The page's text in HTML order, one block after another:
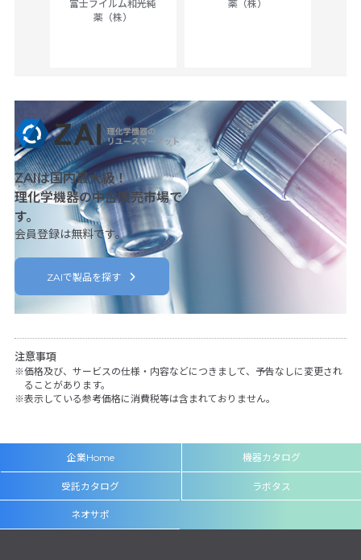
富士フイルム和光純
薬（株）
薬（株）
ZAIは国内最大級！
理化学機器の中古販売市場で
す。
会員登録は無料です。
ZAIで製品を探す
注意事項
価格及び、サービスの仕様・内容などにつきまして、予告なしに変更され
ることがあります。
表示している参考価格に消費税等は含まれておりません。
企業Home 機器カタログ
受託カタログ ラボタス
ネオサポ